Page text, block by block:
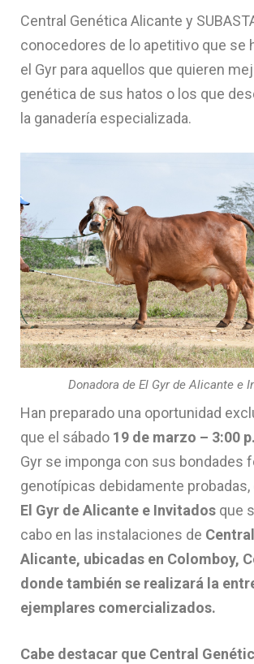
Central Genética Alicante y
conocedores de lo apetitivo que se
el Gyr para aquellos que quieren
genética de sus hatos o los que
la ganadería especializada.
Donadora de El Gyr de Alicante e
Han preparado una oportunidad
que el sábado 19 de marzo – 3:00
Gyr se imponga con sus bondades
genotípicas debidamente probadas,
El Gyr de Alicante e Invitados que
cabo en las instalaciones de
Alicante, ubicadas en Colomboy,
donde también se realizará la
ejemplares comercializados.
Cabe destacar que Central